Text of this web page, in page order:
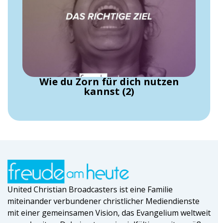
Wie du Zorn für dich nutzen
kannst (2)
United Christian Broadcasters ist eine Familie
miteinander verbundener christlicher Mediendienste
mit einer gemeinsamen Vision, das Evangelium weltweit